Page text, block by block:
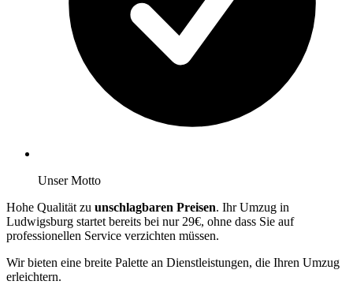
Unser Motto
Hohe Qualität zu unschlagbaren Preisen. Ihr Umzug in
Ludwigsburg startet bereits bei nur 29€, ohne dass Sie auf
professionellen Service verzichten müssen.
Wir bieten eine breite Palette an Dienstleistungen, die Ihren Umzug
erleichtern.